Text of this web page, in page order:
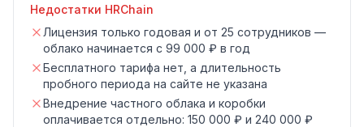
Недостатки HRChain
Лицензия только годовая и от 25 сотрудников —
облако начинается с 99 000 ₽ в год
Бесплатного тарифа нет, а длительность
пробного периода на сайте не указана
Внедрение частного облака и коробки
оплачивается отдельно: 150 000 ₽ и 240 000 ₽